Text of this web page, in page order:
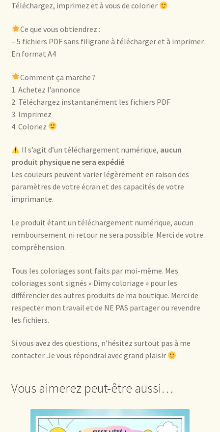
Téléchargez, imprimez et à vous de colorier
Ce que vous obtiendrez :
– 5 fichiers PDF sans filigrane à télécharger et à imprimer.
En format A4
Comment ça marche ?
1. Achetez l’annonce
2. Téléchargez instantanément les fichiers PDF
3. Imprimez
4. Coloriez
Il s’agit d’un téléchargement numérique, aucun
produit physique ne sera expédié.
Les couleurs peuvent varier légèrement en raison des
paramètres de votre écran et des capacités de votre
imprimante.
Le produit étant un téléchargement numérique, aucun
remboursement ni retour ne sera possible. Merci de votre
compréhension.
Tous les coloriages sont faits par moi-même. Mes
coloriages sont signés « Dimy coloriage » pour les
différencier des autres produits de ma boutique. Merci de
respecter mon travail et de NE PAS partager ou revendre
les fichiers.
Si vous avez des questions, n’hésitez surtout pas à me
contacter. Je vous répondrai avec grand plaisir
Vous aimerez peut-être aussi…